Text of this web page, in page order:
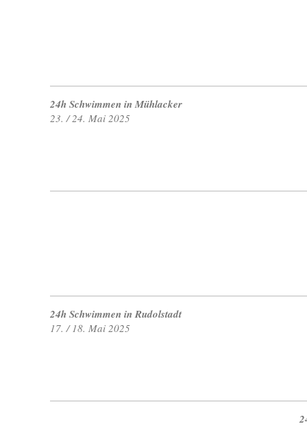
24h Schwimmen in Mühlacker
23. / 24. Mai 2025
24h Schwimmen in Rudolstadt
17. / 18. Mai 2025